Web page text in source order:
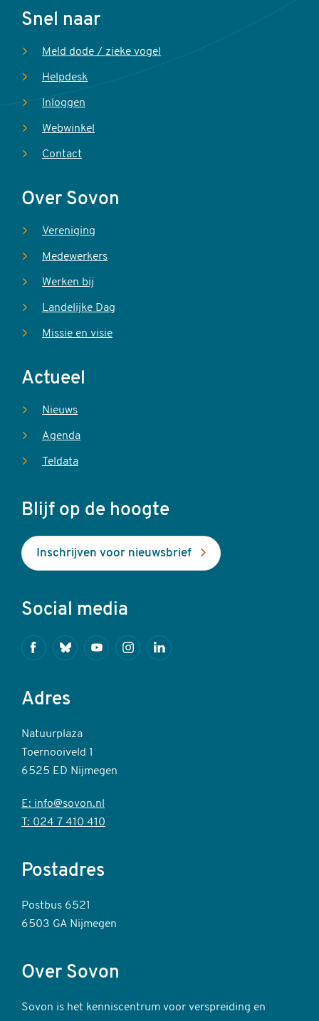
Voet
Snel naar
Meld dode / zieke vogel
Helpdesk
Inloggen
Webwinkel
Contact
Over Sovon
Vereniging
Medewerkers
Werken bij
Landelijke Dag
Missie en visie
Actueel
Nieuws
Agenda
Teldata
Blijf op de hoogte
Inschrijven voor nieuwsbrief
Social media
FacebookBlueskyYoutubeInstagramLinkedin
Adres
Natuurplaza
Toernooiveld 1
6525 ED Nijmegen
E: info@sovon.nl
T: 024 7 410 410
Postadres
Postbus 6521
6503 GA Nijmegen
Over Sovon
Sovon is het kenniscentrum voor verspreiding en